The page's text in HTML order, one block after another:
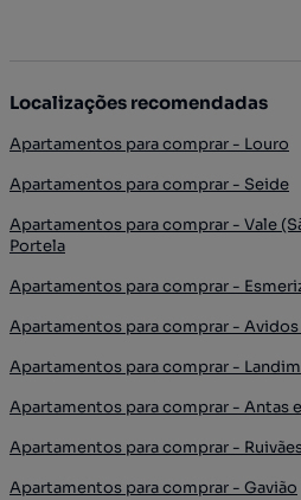
Localizações recomendadas
Apartamentos para comprar - Louro
Apartamentos para comprar - Seide
Apartamentos para comprar - Vale
Portela
Apartamentos para comprar -
Apartamentos para comprar - Avidos
Apartamentos para comprar - Landim
Apartamentos para comprar - Antas
Apartamentos para comprar -
Apartamentos para comprar - Gavião